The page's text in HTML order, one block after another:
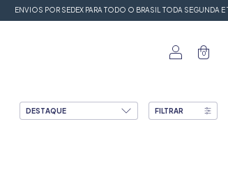
ENVIOS POR SEDEX PARA TODO O BRASIL TODA SEGUNDA E
0
FILTRAR